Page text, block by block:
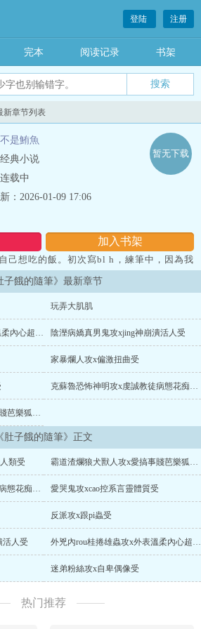
登陆 注册
完本 阅读记录 书架
新章节列表
不是鮪魚
典小说
载中
加入书架
暂无下载
：2026-01-09 17:06
己想吃的飯。初次寫bl h，練筆中，因為我
、threads同步更新中。...
子餓的隨筆》最新章节
玩弄大肌肌
外兇內rou桂捲雄蟲攻x外表溫柔內心超色雌蟲受 陰溼病嬌真男鬼攻xjing神崩潰活人受
家暴爛人攻x偏激扭曲受
克蘇魯恐怖神明攻x虔誠教徒病態花痴受（慎）
霸道渣爛狼犬獸人攻x愛搞事賤芭樂狐狸獸人受
《肚子餓的隨筆》正文
類受 霸道渣爛狼犬獸人攻x愛搞事賤芭樂狐狸獸人受
克蘇魯恐怖神明攻x虔誠教徒病態花痴受（慎） 愛哭鬼攻xcao控系言靈體質受
反派攻x跟pi蟲受
活人受 外兇內rou桂捲雄蟲攻x外表溫柔內心超色雌蟲受
迷弟粉絲攻x自卑偶像受
热门推荐